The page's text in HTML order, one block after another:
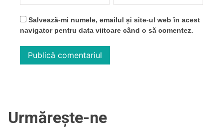
Salvează-mi numele, emailul și site-ul web în acest
navigator pentru data viitoare când o să comentez.
Urmărește-ne